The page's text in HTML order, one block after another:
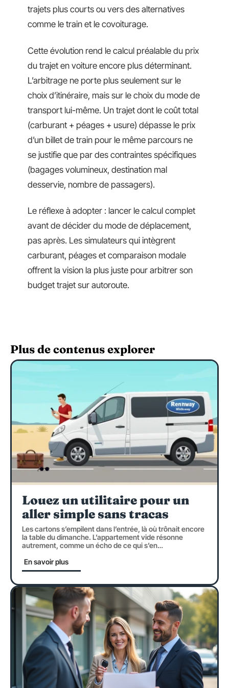
trajets plus courts ou vers des alternatives
comme le train et le covoiturage.
Cette évolution rend le calcul préalable du prix
du trajet en voiture encore plus déterminant.
L’arbitrage ne porte plus seulement sur le
choix d’itinéraire, mais sur le choix du mode de
transport lui-même. Un trajet dont le coût total
(carburant + péages + usure) dépasse le prix
d’un billet de train pour le même parcours ne
se justifie que par des contraintes spécifiques
(bagages volumineux, destination mal
desservie, nombre de passagers).
Le réflexe à adopter : lancer le calcul complet
avant de décider du mode de déplacement,
pas après. Les simulateurs qui intègrent
carburant, péages et comparaison modale
offrent la vision la plus juste pour arbitrer son
budget trajet sur autoroute.
Plus de contenus explorer
Louez un utilitaire pour un
aller simple sans tracas
Les cartons s’empilent dans l’entrée, là où trônait encore
la table du dimanche. L’appartement vide résonne
autrement, comme un écho de ce qui s’en…
En savoir plus